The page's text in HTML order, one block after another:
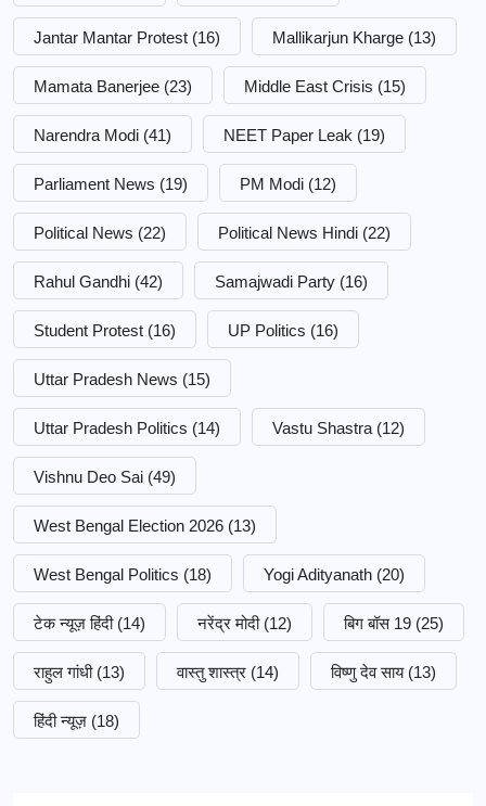
Jantar Mantar Protest (16) Mallikarjun Kharge (13)
Mamata Banerjee (23) Middle East Crisis (15)
Narendra Modi (41) NEET Paper Leak (19)
Parliament News (19) PM Modi (12)
Political News (22) Political News Hindi (22)
Rahul Gandhi (42) Samajwadi Party (16)
Student Protest (16) UP Politics (16)
Uttar Pradesh News (15)
Uttar Pradesh Politics (14) Vastu Shastra (12)
Vishnu Deo Sai (49)
West Bengal Election 2026 (13)
West Bengal Politics (18) Yogi Adityanath (20)
टेक न्यूज़ हिंदी (14) नरेंद्र मोदी (12) बिग बॉस 19 (25)
राहुल गांधी (13) वास्तु शास्त्र (14) विष्णु देव साय (13)
हिंदी न्यूज़ (18)